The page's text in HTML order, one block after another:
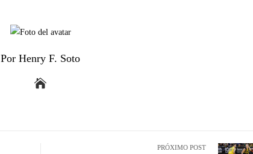
Por Henry F. Soto
PRÓXIMO POST